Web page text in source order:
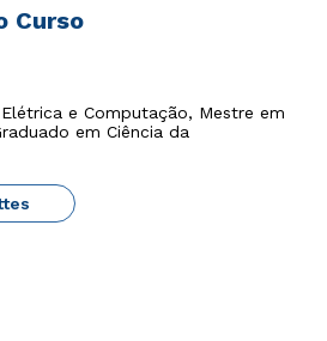
Curso
e Computação, Mestre em
em Ciência da
aPolítica de Privacidade.
sejam utilizados para o